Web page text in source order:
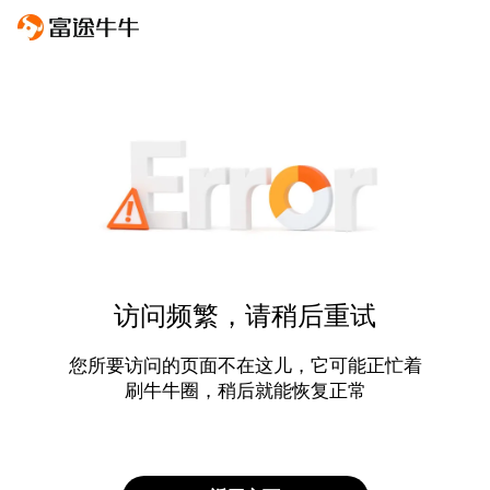
访问频繁，请稍后重试
您所要访问的页面不在这儿，它可能正忙着
刷牛牛圈，稍后就能恢复正常